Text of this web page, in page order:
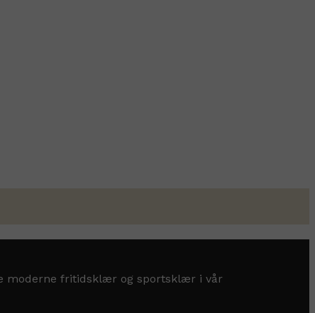
moderne fritidsklær og sportsklær i vår